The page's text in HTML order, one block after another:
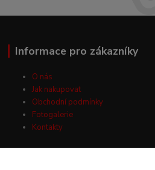
Informace pro zákazníky
O nás
Jak nakupovat
Obchodní podmínky
Fotogalerie
Kontakty